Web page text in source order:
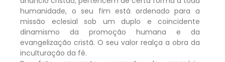
humanidade, o seu fim está ordenado para a
missão eclesial sob um duplo e coincidente
dinamismo da promoção humana e da
evangelização cristã. O seu valor realça a obra da
inculturação da fé.